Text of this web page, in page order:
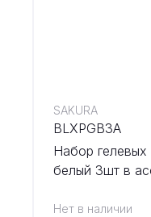
Нет в наличии
Набор гелевых
белый 3шт в
SAKURA
BLXPGB3A